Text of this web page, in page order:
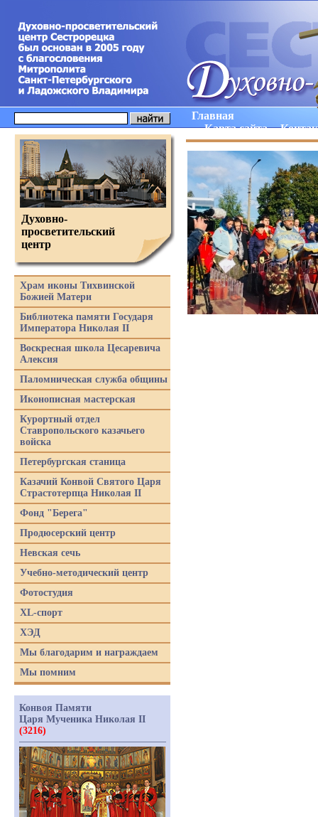
Главная
Карта сайта
Духовно-
просветительский
центр
Храм иконы Тихвинской
Божией Матери
Библиотека памяти Государя
Императора Николая II
Воскресная школа Цесаревича
Алексия
Паломническая служба общины
Иконописная мастерская
Курортный отдел
Ставропольского казачьего
войска
Петербургская станица
Казачий Конвой Святого Царя
Страстотерпца Николая II
Фонд "Берега"
Продюсерский центр
Невская сечь
Учебно-методический центр
Фотостудия
XL-спорт
ХЭД
Мы благодарим и награждаем
Мы помним
Конвоя Памяти
Царя Мученика Николая II
(3216)